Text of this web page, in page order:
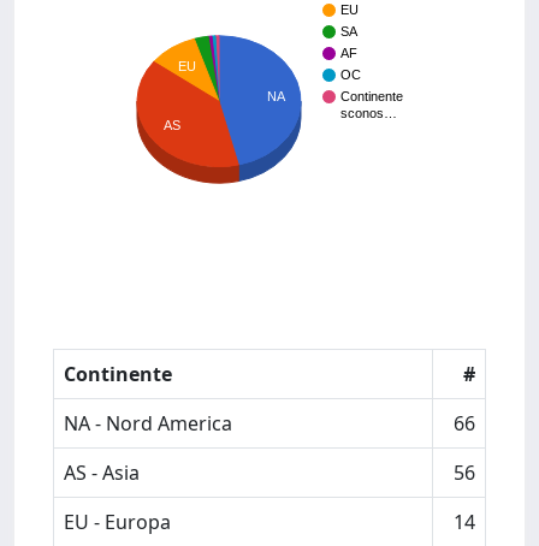
EU
SA
AF
OC
Continente
sconos…
NA
EU
AS
Continente
#
NA - Nord America
66
AS - Asia
56
EU - Europa
14